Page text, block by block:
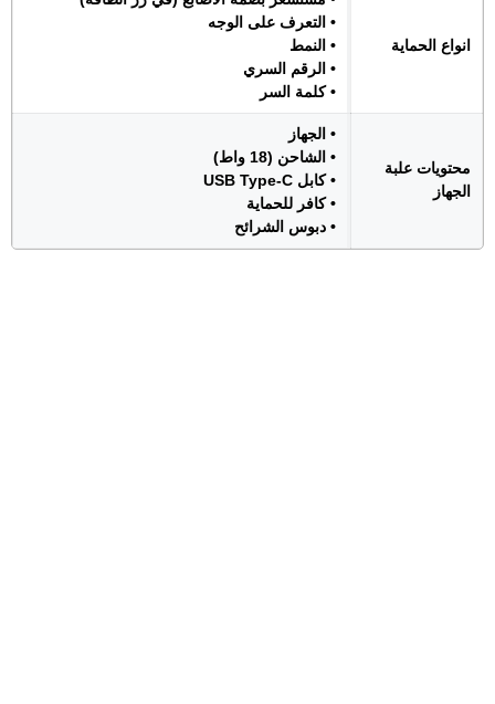
انواع الحماية
• التعرف على الوجه
• النمط
• الرقم السري
• كلمة السر
محتويات علبة
الجهاز
• الجهاز
• الشاحن (18 واط)
• كابل USB Type-C
• كافر للحماية
• دبوس الشرائح